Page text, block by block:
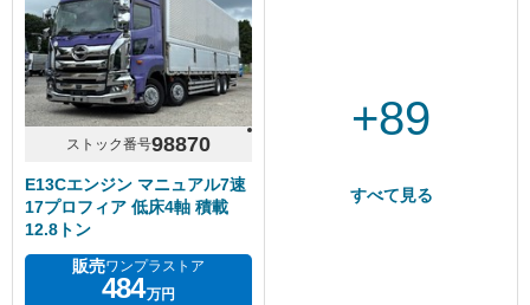
ストック番号98870
E13Cエンジン マニュアル7速
17プロフィア 低床4軸 積載
12.8トン
販売ワンプラストア
484万円
+89
すべて見る